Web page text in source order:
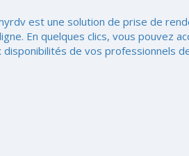
est une solution de prise de
En quelques clics, vous pouvez
disponibilités de vos professionnels